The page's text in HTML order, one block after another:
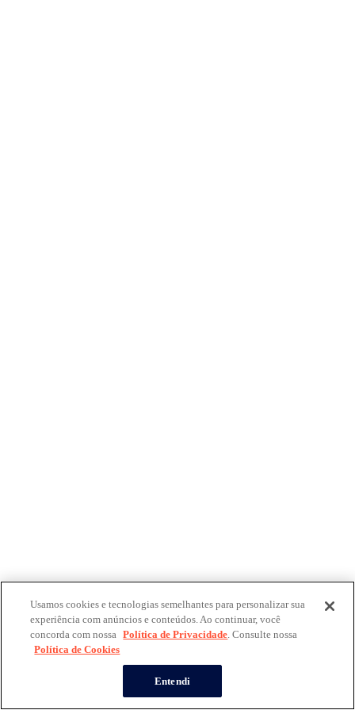
Usamos cookies e tecnologias semelhantes para personalizar sua
experiência com anúncios e conteúdos. Ao continuar, você
concorda com nossa Política de Privacidade. Consulte nossa
Política de Cookies
Entendi